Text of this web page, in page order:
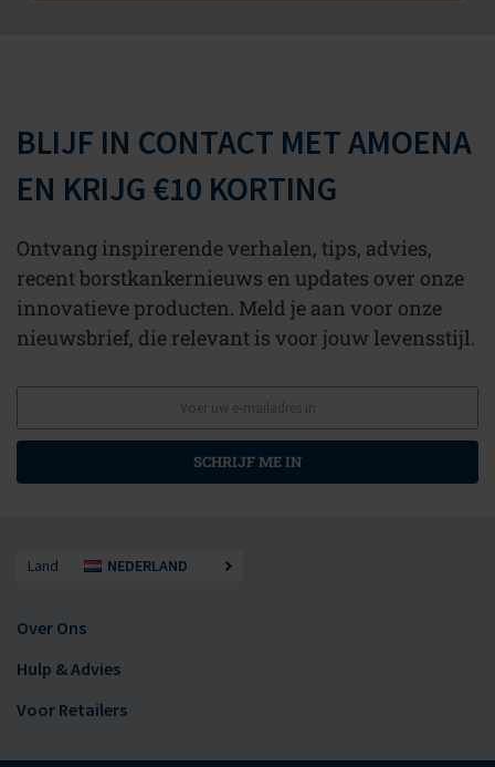
BLIJF IN CONTACT MET AMOENA
EN KRIJG €10 KORTING
Ontvang inspirerende verhalen, tips, advies,
recent borstkankernieuws en updates over onze
innovatieve producten. Meld je aan voor onze
nieuwsbrief, die relevant is voor jouw levensstijl.
SCHRIJF ME IN
Land NEDERLAND
Over Ons
Hulp & Advies
Voor Retailers